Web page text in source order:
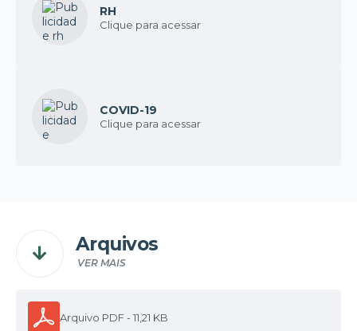
RH
Clique para acessar
COVID-19
Clique para acessar
Arquivos
VER MAIS
PDF 11,21 KB